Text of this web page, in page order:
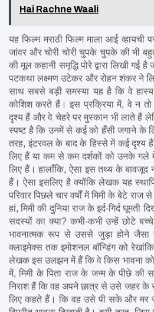
Hai Rachne Waali
यह फिल्म मराठी फिल्म माला आई व्हायची
जांवर और चोरी चोरी चुपके चुपके की भी
की मूल कहानी समृद्धि पोरे द्वारा लिखी
पटकथा लक्ष्मण उटेकर और रोहन शंकर ने
साथ सबसे बड़ी समस्या यह है कि वे हास्य
कोशिश करते हैं। इस प्रक्रिया में, वे न
दृश्य हैं और वे चेहरे पर मुस्कान भी लाते हैं
स्पष्ट है कि उनमें से कई को हँसी जगाने के
तरह, इंटरवल के बाद के हिस्से में कई
लिए हैं या कम से कम दर्शकों को उनके
लिए हैं। हालाँकि, ऐसा इस तथ्य के बावजूद
हैं। ऐसा इसलिए है क्योंकि लेखक यह
परिवार पिछले चार वर्षों में मिमी के बेटे
हां, मिमी की दुनिया राज के इर्द-गिर्द घूमती
सदस्यों का क्या? कभी-कभी उन्हें छोटे
भावनात्मक रूप से उससे जुड़ा होने जैसा
क्लाइमेक्स तक इमोशनल बॉन्डिंग को
लेखक इस उलझन में हैं कि वे किस भावना
में, मिमी के पिता राज के जन्म के पीछे की
निराश हैं कि वह अपने छात्र से उसे जहर के
लिए कहते हैं। कि वह उसे पी सके और मर